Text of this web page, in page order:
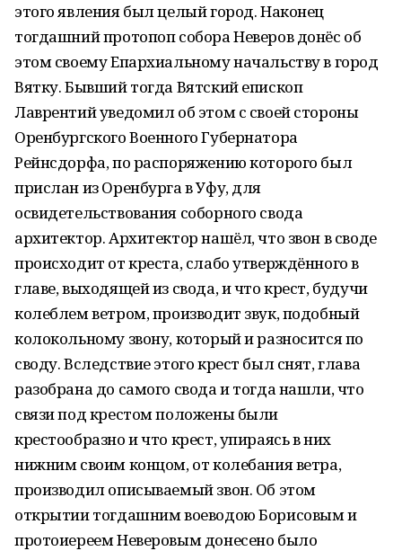
этого явления был целый город. Наконец
тогдашний протопоп собора Неверов донёс об
этом своему Епархиальному начальству в город
Вятку. Бывший тогда Вятский епископ
Лаврентий уведомил об этом с своей стороны
Оренбургского Военного Губернатора
Рейнсдорфа, по распоряжению которого был
прислан из Оренбурга в Уфу, для
освидетельствования соборного свода
архитектор. Архитектор нашёл, что звон в своде
происходит от креста, слабо утверждённого в
главе, выходящей из свода, и что крест, будучи
колеблем ветром, производит звук, подобный
колокольному звону, который и разносится по
своду. Вследствие этого крест был снят, глава
разобрана до самого свода и тогда нашли, что
связи под крестом положены были
крестообразно и что крест, упираясь в них
нижним своим концом, от колебания ветра,
производил описываемый звон. Об этом
открытии тогдашним воеводою Борисовым и
протоиереем Неверовым донесено было